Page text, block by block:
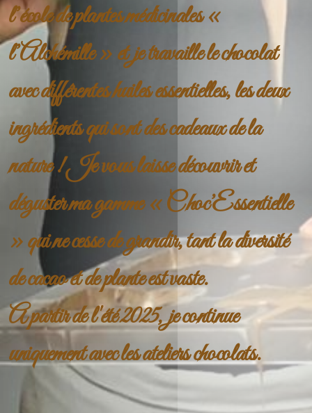
l’école de plantes médicinales «
l’Alchémille » et je travaille le chocolat
avec différentes huiles essentielles, les deux
ingrédients qui sont des cadeaux de la
nature ! Je vous laisse découvrir et
déguster ma gamme « Choc’Essentielle
» qui ne cesse de grandir, tant la diversité
de cacao et de plante est vaste.
A partir de l'été 2025, je continue
uniquement avec les ateliers chocolats.